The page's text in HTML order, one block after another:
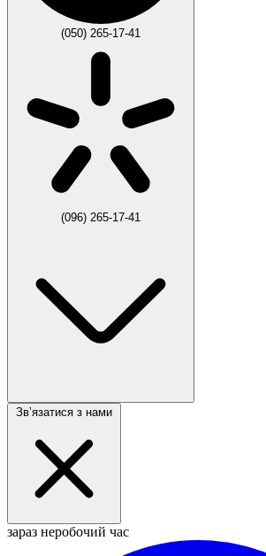
(050) 265-17-41
(096) 265-17-41
Звʼязатися з нами
зараз неробочий час